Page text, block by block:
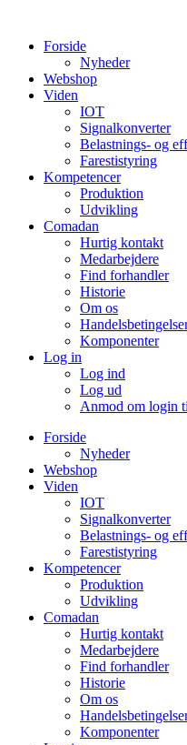
indholdForside
Nyheder
Webshop
Viden
IOT
Signalkonverter
Belastnings- og
Farestistyring
Kompetencer
Produktion
Udvikling
Comadan
Hurtig kontakt
Medarbejdere
Find forhandler
Historie
Om os
Komponenter
Log in
Log ind
Log ud
Anmod om login
Forside
Nyheder
Webshop
Viden
IOT
Signalkonverter
Belastnings- og
Farestistyring
Kompetencer
Produktion
Udvikling
Comadan
Hurtig kontakt
Medarbejdere
Find forhandler
Historie
Om os
Komponenter